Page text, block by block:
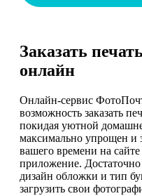
Заказать
онлайн
Онлайн-сервис
возможность заказать
покидая уютной
максимально упрощен и
вашего времени на
приложение.
дизайн обложки и тип
загрузить свои